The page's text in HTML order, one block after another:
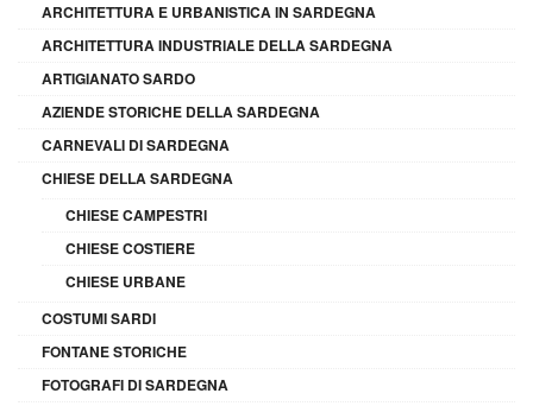
ARCHITETTURA E URBANISTICA IN SARDEGNA
ARCHITETTURA INDUSTRIALE DELLA SARDEGNA
ARTIGIANATO SARDO
AZIENDE STORICHE DELLA SARDEGNA
CARNEVALI DI SARDEGNA
CHIESE DELLA SARDEGNA
CHIESE CAMPESTRI
CHIESE COSTIERE
CHIESE URBANE
COSTUMI SARDI
FONTANE STORICHE
FOTOGRAFI DI SARDEGNA